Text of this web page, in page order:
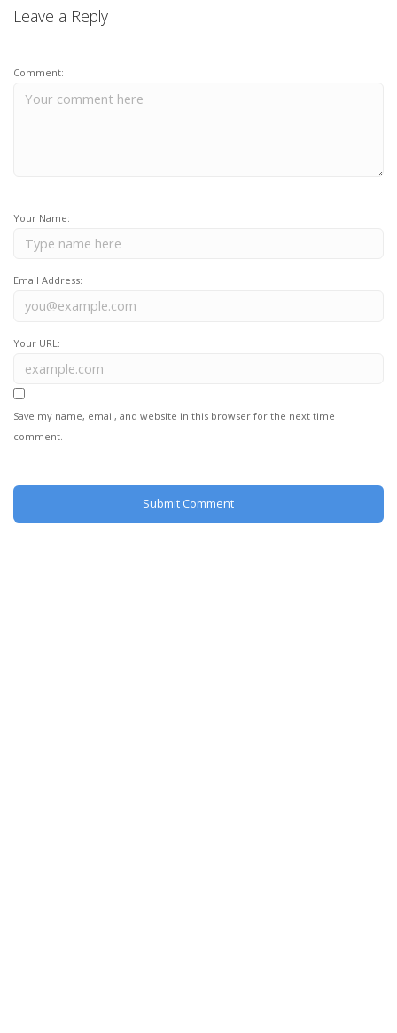
Leave a Reply
Comment:
Your Name:
Email Address:
Your URL:
Save my name, email, and website in this browser for the next time I
comment.